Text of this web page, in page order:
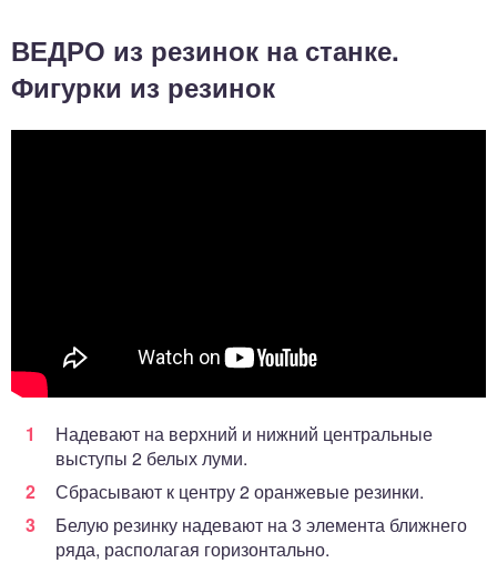
ВЕДРО из резинок на станке.
Фигурки из резинок
Надевают на верхний и нижний центральные
выступы 2 белых луми.
Сбрасывают к центру 2 оранжевые резинки.
Белую резинку надевают на 3 элемента ближнего
ряда, располагая горизонтально.